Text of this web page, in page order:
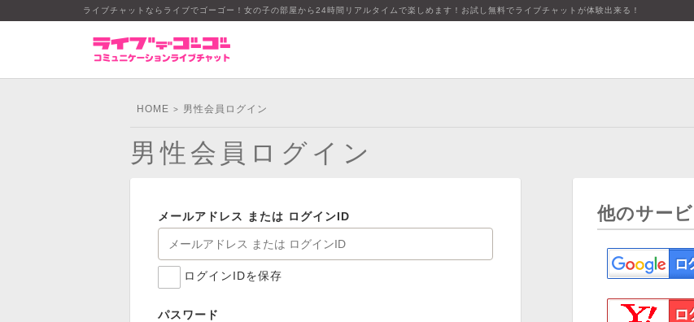
ライブチャットならライブでゴーゴー！女の子の部屋から24時間リアルタイムで楽しめます！お試し無料でライブチャットが体験出来る！
HOME > 男性会員ログイン
男性会員ログイン
メールアドレス または ログインID
ログインIDを保存
パスワード
他のサー